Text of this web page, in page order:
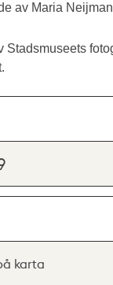
av Maria
Stadsmuseets
karta